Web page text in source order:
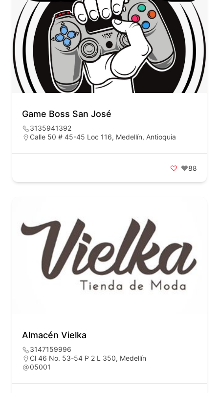
Game Boss San José
3135941392
Calle 50 # 45-45 Loc 116, Medellín, Antioquia
88
Almacén Vielka
3147159996
Cl 46 No. 53-54 P 2 L 350, Medellín
05001